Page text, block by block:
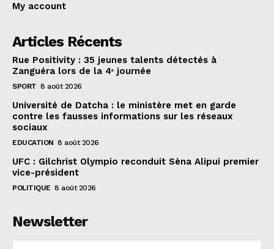
My account
Articles Récents
Rue Positivity : 35 jeunes talents détectés à
Zanguéra lors de la 4ᵉ journée
SPORT 8 août 2026
Université de Datcha : le ministère met en garde
contre les fausses informations sur les réseaux
sociaux
EDUCATION 8 août 2026
UFC : Gilchrist Olympio reconduit Sèna Alipui premier
vice-président
POLITIQUE 8 août 2026
Newsletter